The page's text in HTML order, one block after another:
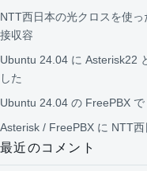
NTT西日本の光クロスを使
接収容
Ubuntu 24.04 に Asterisk22
した
Ubuntu 24.04 の FreePBX
Asterisk / FreePBX に NTT
最近のコメント